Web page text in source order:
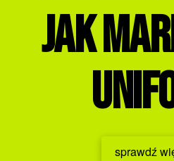
jak
sprawdź